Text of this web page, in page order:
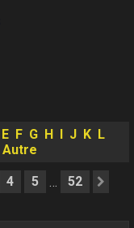
E F G H J K L
Autre
4 5 … 52